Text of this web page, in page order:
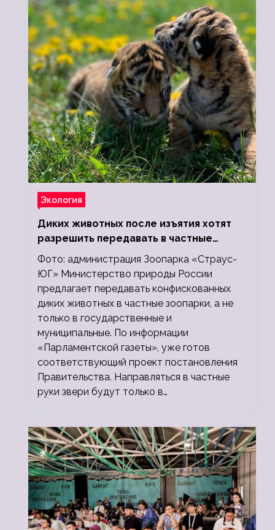
Экология
Диких животных после изъятия хотят
разрешить передавать в частные
зоопарки
Фото: администрация Зоопарка «Страус-
ЮГ» Министерство природы России
предлагает передавать конфискованных
диких животных в частные зоопарки, а не
только в государственные и
муниципальные. По информации
«Парламентской газеты», уже готов
соответствующий проект постановления
Правительства. Направляться в частные
руки звери будут только в…